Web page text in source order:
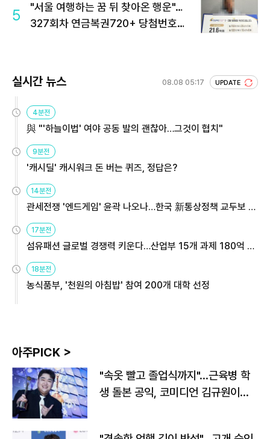
5
"서울 여행하는 꿈 뒤 찾아온 행운"…
327회차 연금복권720+ 당첨번호조
실시간 뉴스 08.08 05:17 UPDATE
4분전
與 "'하늘이법' 여야 공동 발의 괜찮아…그것이 협치"
9분전
'캐시딜' 캐시워크 돈 버는 퀴즈, 정답은?
14분전
관세전쟁 '엔드게임' 윤곽 나오나…한국 新통상정책 교두보 활
용해야
17분전
섬유패션 글로벌 경쟁력 키운다…산업부 15개 과제 180억 지
원
18분전
농식품부, '천원의 아침밥' 참여 200개 대학 선정
아주PICK >
"속옷 빨고 졸업식까지"…근육병 학
생 돌본 공익, 코미디언 김규원이었